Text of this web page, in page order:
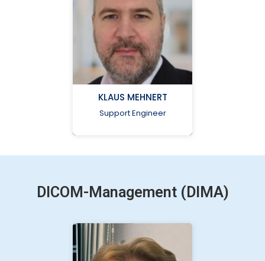
num-
lims@med.uni-
greifswald.de
KLAUS MEHNERT
Support Engineer
DICOM-Management (DIMA)